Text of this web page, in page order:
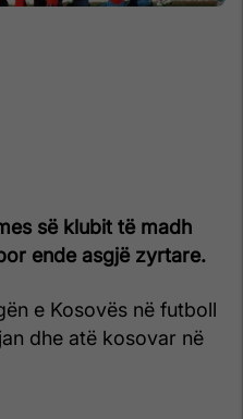
së klubit të madh
ende asgjë zyrtare.
e Kosovës në futboll
dhe atë kosovar në